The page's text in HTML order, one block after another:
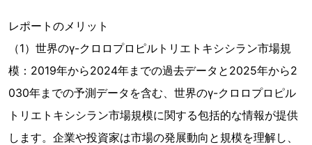
レポートのメリット
（1）世界のγ-クロロプロピルトリエトキシシラン市場規
模：2019年から2024年までの過去データと2025年から2
030年までの予測データを含む、世界のγ-クロロプロピル
トリエトキシシラン市場規模に関する包括的な情報が提供
します。企業や投資家は市場の発展動向と規模を理解し、